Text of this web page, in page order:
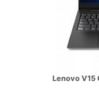
Lenovo V15